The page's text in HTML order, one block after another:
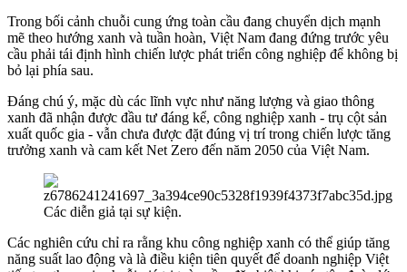
Trong bối cảnh chuỗi cung ứng toàn cầu đang chuyển dịch mạnh
mẽ theo hướng xanh và tuần hoàn, Việt Nam đang đứng trước yêu
cầu phải tái định hình chiến lược phát triển công nghiệp để không bị
bỏ lại phía sau.
Đáng chú ý, mặc dù các lĩnh vực như năng lượng và giao thông
xanh đã nhận được đầu tư đáng kể, công nghiệp xanh - trụ cột sản
xuất quốc gia - vẫn chưa được đặt đúng vị trí trong chiến lược tăng
trưởng xanh và cam kết Net Zero đến năm 2050 của Việt Nam.
Các diễn giả tại sự kiện.
Các nghiên cứu chỉ ra rằng khu công nghiệp xanh có thể giúp tăng
năng suất lao động và là điều kiện tiên quyết để doanh nghiệp Việt